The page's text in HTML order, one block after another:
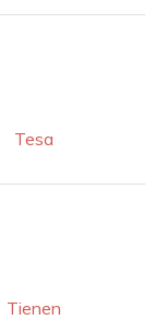
Tesa
Tienen